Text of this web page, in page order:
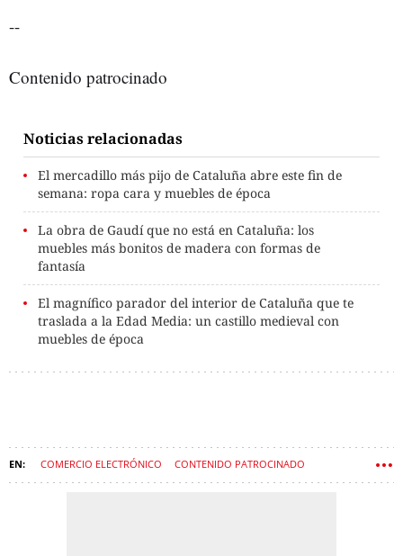
--
Contenido patrocinado
Noticias relacionadas
El mercadillo más pijo de Cataluña abre este fin de
semana: ropa cara y muebles de época
La obra de Gaudí que no está en Cataluña: los
muebles más bonitos de madera con formas de
fantasía
El magnífico parador del interior de Cataluña que te
traslada a la Edad Media: un castillo medieval con
muebles de época
COMERCIO ELECTRÓNICO CONTENIDO PATROCINADO